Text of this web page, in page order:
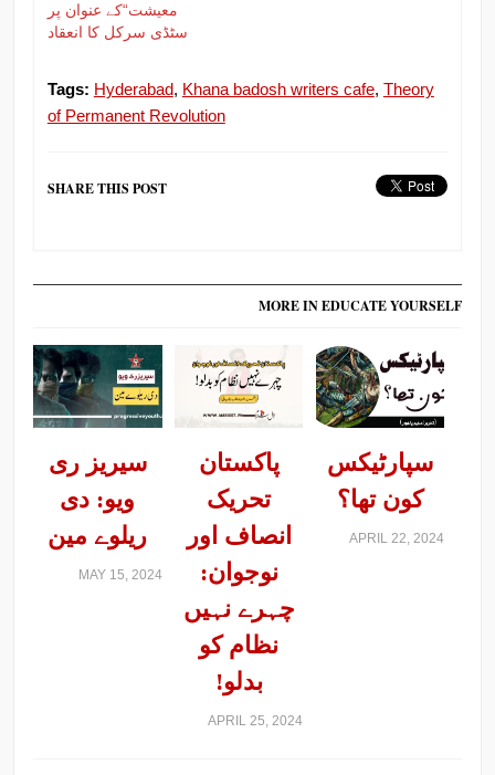
معیشت“کے عنوان پر
سٹڈی سرکل کا انعقاد
Tags: Hyderabad, Khana badosh writers cafe, Theory
of Permanent Revolution
SHARE THIS POST
MORE IN EDUCATE YOURSELF
سیریز ری
ویو: دی
ریلوے مین
MAY 15, 2024
پاکستان
تحریک
انصاف اور
نوجوان:
چہرے نہیں
نظام کو
بدلو!
APRIL 25, 2024
سپارٹیکس
کون تھا؟
APRIL 22, 2024